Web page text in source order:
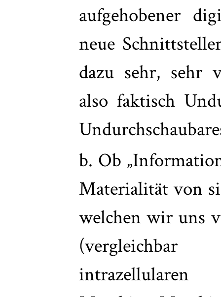
aufgehobener
neue
dazu sehr, sehr
also faktisch
b. Ob
Materialität von
welchen wir uns